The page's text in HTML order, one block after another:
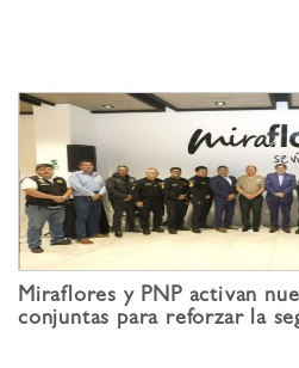
Miraflores y PNP activan
conjuntas para reforzar la